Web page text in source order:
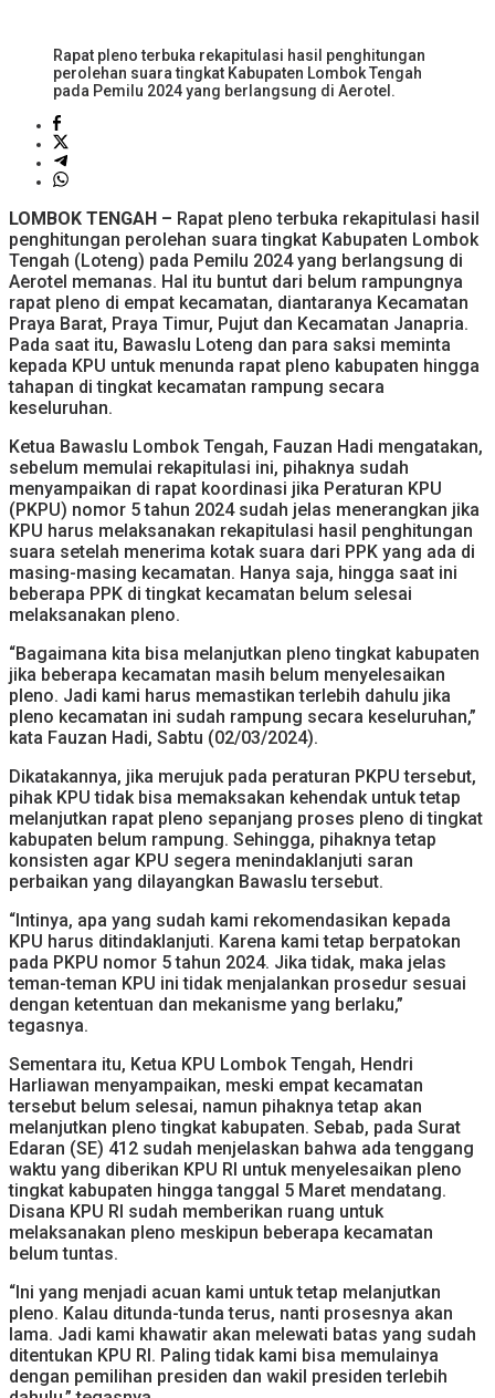
Rapat pleno terbuka rekapitulasi hasil penghitungan
perolehan suara tingkat Kabupaten Lombok Tengah
pada Pemilu 2024 yang berlangsung di Aerotel.
LOMBOK TENGAH – Rapat pleno terbuka rekapitulasi hasil
penghitungan perolehan suara tingkat Kabupaten Lombok
Tengah (Loteng) pada Pemilu 2024 yang berlangsung di
Aerotel memanas. Hal itu buntut dari belum rampungnya
rapat pleno di empat kecamatan, diantaranya Kecamatan
Praya Barat, Praya Timur, Pujut dan Kecamatan Janapria.
Pada saat itu, Bawaslu Loteng dan para saksi meminta
kepada KPU untuk menunda rapat pleno kabupaten hingga
tahapan di tingkat kecamatan rampung secara
keseluruhan.
Ketua Bawaslu Lombok Tengah, Fauzan Hadi mengatakan,
sebelum memulai rekapitulasi ini, pihaknya sudah
menyampaikan di rapat koordinasi jika Peraturan KPU
(PKPU) nomor 5 tahun 2024 sudah jelas menerangkan jika
KPU harus melaksanakan rekapitulasi hasil penghitungan
suara setelah menerima kotak suara dari PPK yang ada di
masing-masing kecamatan. Hanya saja, hingga saat ini
beberapa PPK di tingkat kecamatan belum selesai
melaksanakan pleno.
“Bagaimana kita bisa melanjutkan pleno tingkat kabupaten
jika beberapa kecamatan masih belum menyelesaikan
pleno. Jadi kami harus memastikan terlebih dahulu jika
pleno kecamatan ini sudah rampung secara keseluruhan,”
kata Fauzan Hadi, Sabtu (02/03/2024).
Dikatakannya, jika merujuk pada peraturan PKPU tersebut,
pihak KPU tidak bisa memaksakan kehendak untuk tetap
melanjutkan rapat pleno sepanjang proses pleno di tingkat
kabupaten belum rampung. Sehingga, pihaknya tetap
konsisten agar KPU segera menindaklanjuti saran
perbaikan yang dilayangkan Bawaslu tersebut.
“Intinya, apa yang sudah kami rekomendasikan kepada
KPU harus ditindaklanjuti. Karena kami tetap berpatokan
pada PKPU nomor 5 tahun 2024. Jika tidak, maka jelas
teman-teman KPU ini tidak menjalankan prosedur sesuai
dengan ketentuan dan mekanisme yang berlaku,”
tegasnya.
Sementara itu, Ketua KPU Lombok Tengah, Hendri
Harliawan menyampaikan, meski empat kecamatan
tersebut belum selesai, namun pihaknya tetap akan
melanjutkan pleno tingkat kabupaten. Sebab, pada Surat
Edaran (SE) 412 sudah menjelaskan bahwa ada tenggang
waktu yang diberikan KPU RI untuk menyelesaikan pleno
tingkat kabupaten hingga tanggal 5 Maret mendatang.
Disana KPU RI sudah memberikan ruang untuk
melaksanakan pleno meskipun beberapa kecamatan
belum tuntas.
“Ini yang menjadi acuan kami untuk tetap melanjutkan
pleno. Kalau ditunda-tunda terus, nanti prosesnya akan
lama. Jadi kami khawatir akan melewati batas yang sudah
ditentukan KPU RI. Paling tidak kami bisa memulainya
dengan pemilihan presiden dan wakil presiden terlebih